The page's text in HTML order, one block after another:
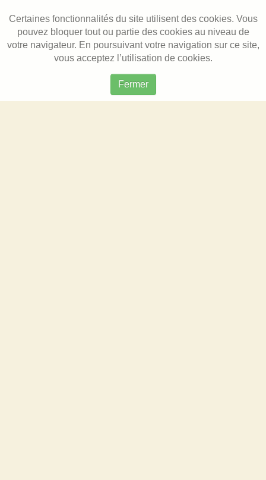
Certaines fonctionnalités du site utilisent des cookies. Vous
pouvez bloquer tout ou partie des cookies au niveau de
votre navigateur. En poursuivant votre navigation sur ce site,
vous acceptez l’utilisation de cookies.
Fermer